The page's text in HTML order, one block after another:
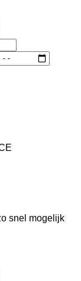
snel mogelijk